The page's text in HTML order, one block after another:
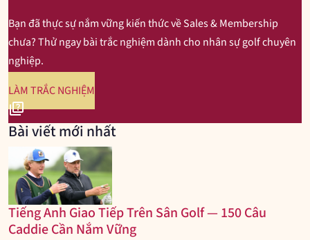
Bạn đã thực sự nắm vững kiến thức về Sales & Membership
chưa? Thử ngay bài trắc nghiệm dành cho nhân sự golf chuyên
nghiệp.
LÀM TRẮC NGHIỆM
quiz
Bài viết mới nhất
Tiếng Anh Giao Tiếp Trên Sân Golf — 150 Câu
Caddie Cần Nắm Vững